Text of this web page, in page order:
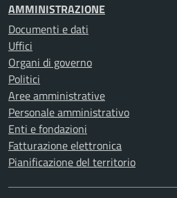
AMMINISTRAZIONE
Documenti e dati
Uffici
Organi di governo
Politici
Aree amministrative
Personale amministrativo
Enti e fondazioni
Fatturazione elettronica
Pianificazione del territorio